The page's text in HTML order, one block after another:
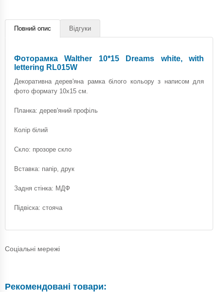
Повний опис Відгуки
Фоторамка Walther 10*15 Dreams white, with
lettering RL015W
Декоративна дерев'яна рамка білого кольору з написом для
фото формату 10х15 см.
Планка: дерев'яний профіль
Колір білий
Скло: прозоре скло
Вставка: папір, друк
Задня стінка: МДФ
Підвіска: стояча
Соціальні мережі
Рекомендовані товари: